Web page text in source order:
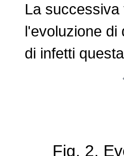
La
l'evoluzione di
di infetti
Fig. 2.